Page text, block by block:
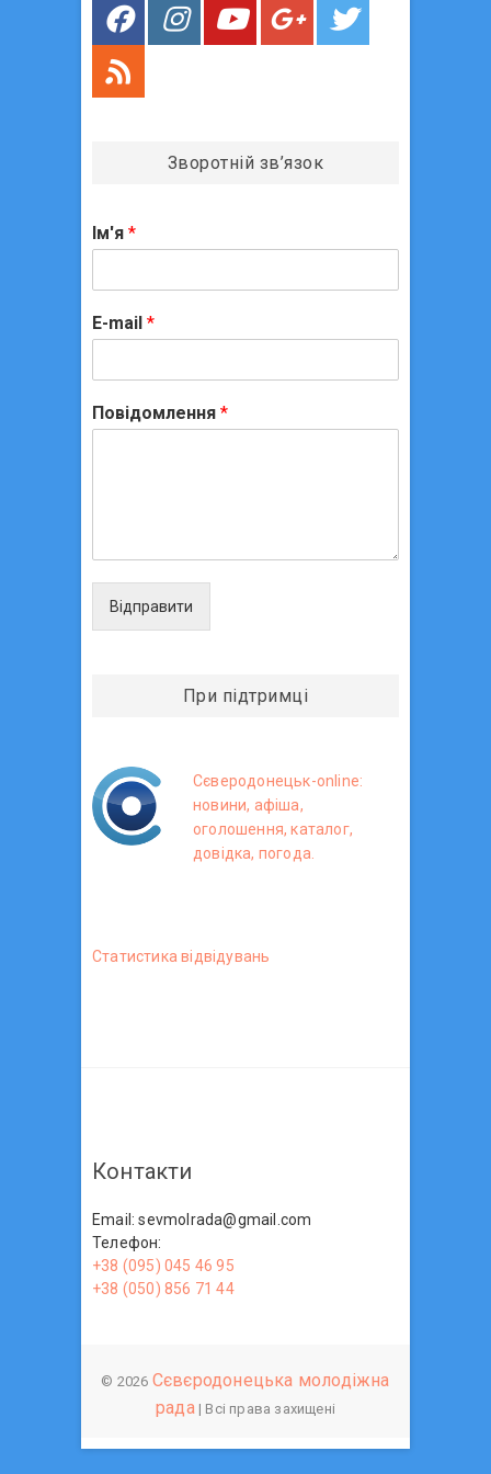
і
в
Зворотній зв’язок
Ім'я *
E-mail *
Повідомлення *
Відправити
При підтримці
Сєверодонецьк-online:
новини, афіша,
оголошення, каталог,
довідка, погода.
Статистика вiдвiдувань
Контакти
Email: sevmolrada@gmail.com
Телефон:
+38 (095) 045 46 95
+38 (050) 856 71 44
© 2026 Сєвєродонецька молодіжна
рада| Всі права захищені